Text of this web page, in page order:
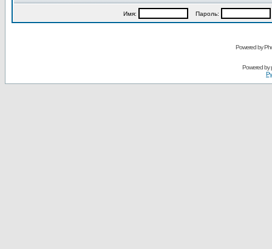
Имя: Пароль:
Powered by
Powered by